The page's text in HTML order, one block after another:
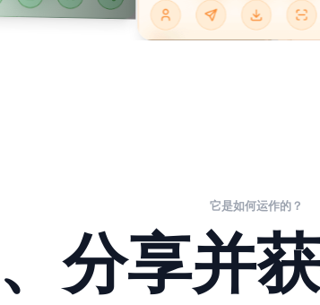
它是如何运作的？
分享并